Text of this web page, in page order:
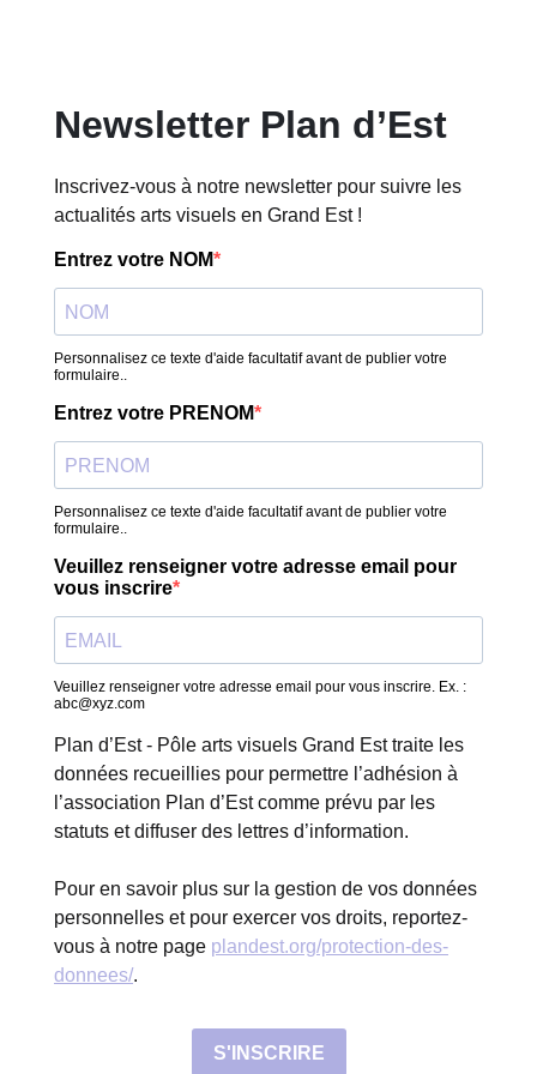
Newsletter Plan d’Est
Inscrivez-vous à notre newsletter pour suivre les
actualités arts visuels en Grand Est !
Entrez votre NOM
Personnalisez ce texte d'aide facultatif avant de publier votre
formulaire..
Entrez votre PRENOM
Personnalisez ce texte d'aide facultatif avant de publier votre
formulaire..
Veuillez renseigner votre adresse email pour
vous inscrire
Veuillez renseigner votre adresse email pour vous inscrire. Ex. :
abc@xyz.com
Plan d’Est - Pôle arts visuels Grand Est traite les
données recueillies pour permettre l’adhésion à
l’association Plan d’Est comme prévu par les
statuts et diffuser des lettres d’information.
Pour en savoir plus sur la gestion de vos données
personnelles et pour exercer vos droits, reportez-
vous à notre page plandest.org/protection-des-
donnees/.
S'INSCRIRE